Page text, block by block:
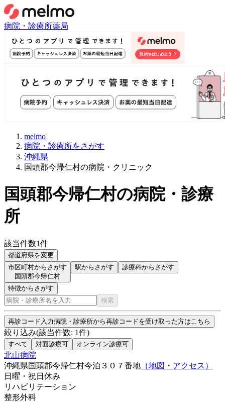
病院・診療所薬局
melmo
病院・診療所をさがす
沖縄県
国頭郡今帰仁村の病院・クリニック
国頭郡今帰仁村の病院・診療
所
該当件数1件
都道府県を変更
市区町村からさがす
国頭郡今帰仁村
駅からさがす 診療科からさがす
特徴からさがす
検索
再診コード入力病院・診療所から再診コードを受け取った方はこちら
絞り込み(該当件数: 1件)
すべて 対面診療可 オンライン診療可
北山病院
沖縄県国頭郡今帰仁村今泊３０７番地 （地図・アクセス）
日曜・祝日 休み
リハビリテーション
整形外科